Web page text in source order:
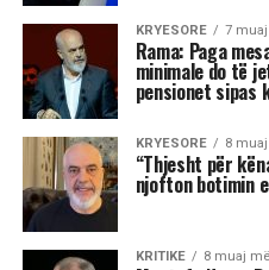
fortë për njohje.
Kjo dinamikë shpesh
si në jetën personale,
profesionale.
Më poshtë janë tre
konsiderohen më